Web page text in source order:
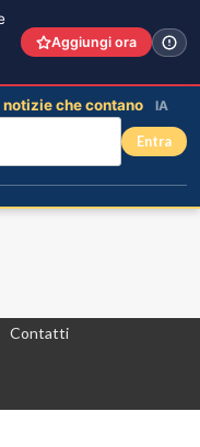
Contatti
Aggiungi ora
che contano IA
Entra